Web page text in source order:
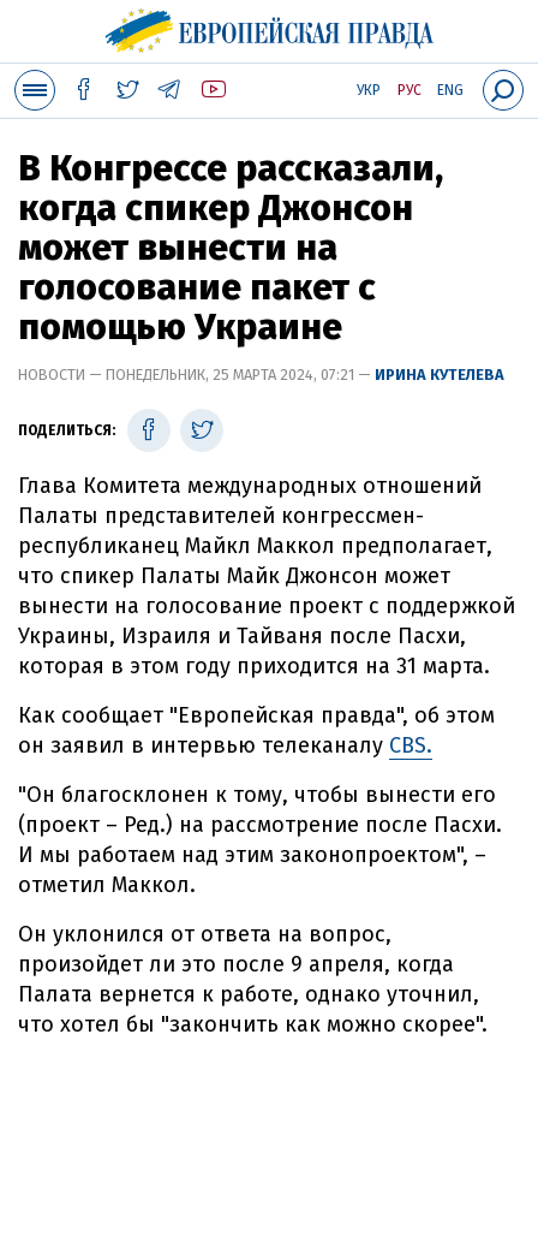
УКР РУС ENG
В Конгрессе рассказали,
когда спикер Джонсон
может вынести на
голосование пакет с
помощью Украине
НОВОСТИ — ПОНЕДЕЛЬНИК, 25 МАРТА 2024, 07:21 — ИРИНА КУТЕЛЕВА
ПОДЕЛИТЬСЯ:
Глава Комитета международных отношений
Палаты представителей конгрессмен-
республиканец Майкл Маккол предполагает,
что спикер Палаты Майк Джонсон может
вынести на голосование проект с поддержкой
Украины, Израиля и Тайваня после Пасхи,
которая в этом году приходится на 31 марта.
Как сообщает "Европейская правда", об этом
он заявил в интервью телеканалу CBS.
"Он благосклонен к тому, чтобы вынести его
(проект – Ред.) на рассмотрение после Пасхи.
И мы работаем над этим законопроектом", –
отметил Маккол.
Он уклонился от ответа на вопрос,
произойдет ли это после 9 апреля, когда
Палата вернется к работе, однако уточнил,
что хотел бы "закончить как можно скорее".